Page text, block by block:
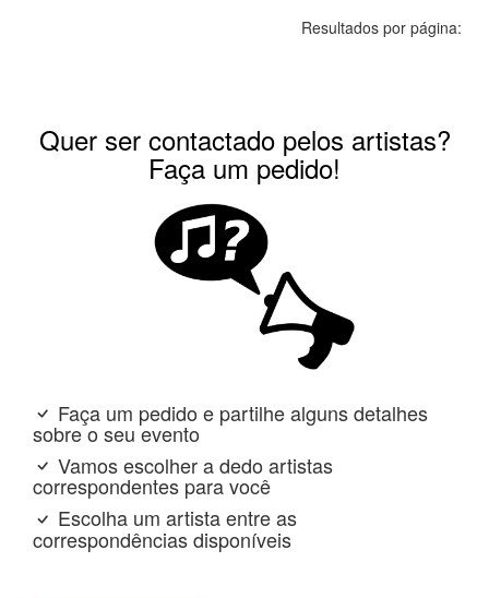
Resultados por página:
Quer ser contactado pelos artistas?
Faça um pedido!
Faça um pedido e partilhe alguns detalhes
sobre o seu evento
Vamos escolher a dedo artistas
correspondentes para você
Escolha um artista entre as
correspondências disponíveis